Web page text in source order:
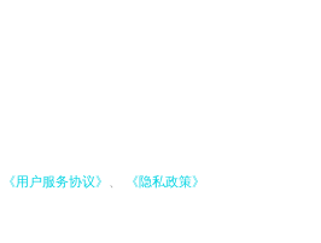
《用户服务协议》 《隐私政策》